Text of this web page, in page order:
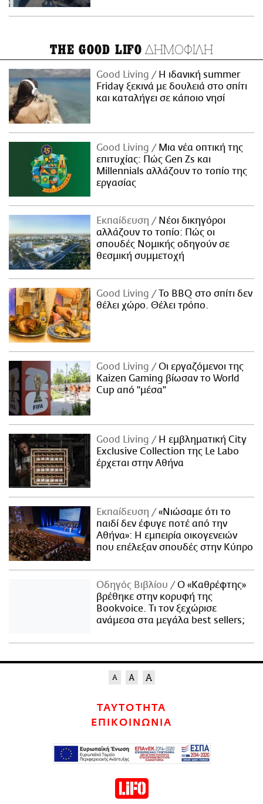
THE GOOD LIFO ΔΗΜΟΦΙΛΗ
Good Living
Η ιδανική summer
Friday ξεκινά με δουλειά στο σπίτι
και καταλήγει σε κάποιο νησί
Good Living
Μια νέα οπτική της
επιτυχίας: Πώς Gen Zs και
Millennials αλλάζουν το τοπίο της
εργασίας
Εκπαίδευση
Νέοι δικηγόροι
αλλάζουν το τοπίο: Πώς οι
σπουδές Νομικής οδηγούν σε
θεσμική συμμετοχή
Good Living
Το BBQ στο σπίτι δεν
θέλει χώρο. Θέλει τρόπο.
Good Living
Οι εργαζόμενοι της
Kaizen Gaming βίωσαν το World
Cup από "μέσα"
Good Living
Η εμβληματική City
Exclusive Collection της Le Labo
έρχεται στην Αθήνα
Εκπαίδευση
«Νιώσαμε ότι το
παιδί δεν έφυγε ποτέ από την
Αθήνα»: Η εμπειρία οικογενειών
που επέλεξαν σπουδές στην Κύπρο
Οδηγός Βιβλίου
Ο «Καθρέφτης»
βρέθηκε στην κορυφή της
Bookvoice. Τι τον ξεχώρισε
ανάμεσα στα μεγάλα best sellers;
ΤΑΥΤΟΤΗΤΑ
ΕΠΙΚΟΙΝΩΝΙΑ